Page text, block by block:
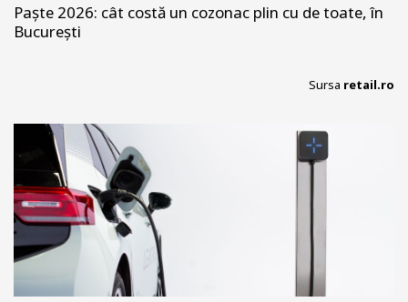
Paște 2026: cât costă un cozonac plin cu de toate, în
București
Sursa retail.ro